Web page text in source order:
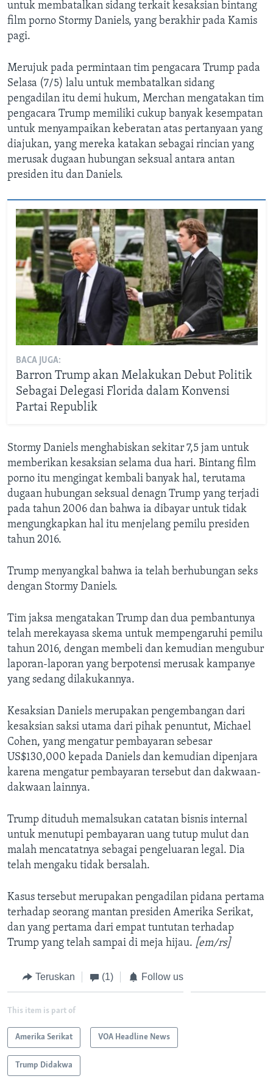
untuk membatalkan sidang terkait kesaksian bintang
film porno Stormy Daniels, yang berakhir pada Kamis
pagi.
Merujuk pada permintaan tim pengacara Trump pada
Selasa (7/5) lalu untuk membatalkan sidang
pengadilan itu demi hukum, Merchan mengatakan tim
pengacara Trump memiliki cukup banyak kesempatan
untuk menyampaikan keberatan atas pertanyaan yang
diajukan, yang mereka katakan sebagai rincian yang
merusak dugaan hubungan seksual antara antan
presiden itu dan Daniels.
BACA JUGA:
Barron Trump akan Melakukan Debut Politik
Sebagai Delegasi Florida dalam Konvensi
Partai Republik
Stormy Daniels menghabiskan sekitar 7,5 jam untuk
memberikan kesaksian selama dua hari. Bintang film
porno itu mengingat kembali banyak hal, terutama
dugaan hubungan seksual denagn Trump yang terjadi
pada tahun 2006 dan bahwa ia dibayar untuk tidak
mengungkapkan hal itu menjelang pemilu presiden
tahun 2016.
Trump menyangkal bahwa ia telah berhubungan seks
dengan Stormy Daniels.
Tim jaksa mengatakan Trump dan dua pembantunya
telah merekayasa skema untuk mempengaruhi pemilu
tahun 2016, dengan membeli dan kemudian mengubur
laporan-laporan yang berpotensi merusak kampanye
yang sedang dilakukannya.
Kesaksian Daniels merupakan pengembangan dari
kesaksian saksi utama dari pihak penuntut, Michael
Cohen, yang mengatur pembayaran sebesar
US$130,000 kepada Daniels dan kemudian dipenjara
karena mengatur pembayaran tersebut dan dakwaan-
dakwaan lainnya.
Trump dituduh memalsukan catatan bisnis internal
untuk menutupi pembayaran uang tutup mulut dan
malah mencatatnya sebagai pengeluaran legal. Dia
telah mengaku tidak bersalah.
Kasus tersebut merupakan pengadilan pidana pertama
terhadap seorang mantan presiden Amerika Serikat,
dan yang pertama dari empat tuntutan terhadap
Trump yang telah sampai di meja hijau. [em/rs]
Teruskan (1) Follow us
This item is part of
Amerika Serikat VOA Headline News
Trump Didakwa